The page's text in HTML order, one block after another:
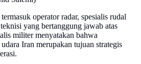
operator radar, spesialis rudal
yang bertanggung jawab atas
militer menyatakan bahwa
Iran merupakan tujuan strategis